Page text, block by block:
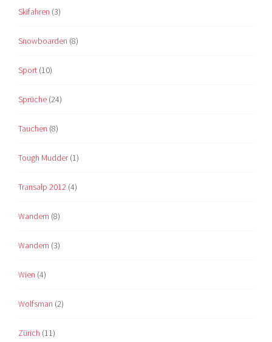
Skifahren (3)
Snowboarden (8)
Sport (10)
Sprüche (24)
Tauchen (8)
Tough Mudder(1)
Transalp 2012 (4)
Wandern (8)
Wandern (3)
Wien (4)
Wolfsman (2)
Zürich (11)